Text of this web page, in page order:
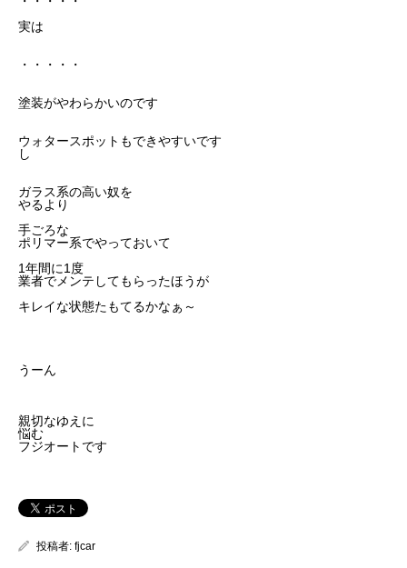
実は
・・・・・
塗装がやわらかいのです
ウォタースポットもできやすいです
し
ガラス系の高い奴を
やるより
手ごろな
ポリマー系でやっておいて
1年間に1度
業者でメンテしてもらったほうが
キレイな状態たもてるかなぁ～
うーん
親切なゆえに
悩む
フジオートです
投稿者: fjcar